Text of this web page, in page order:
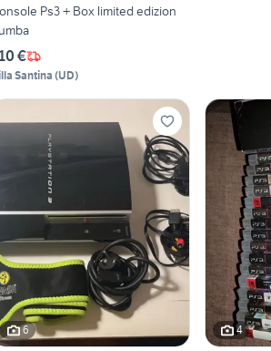
Ps3 + Box limited edizion
€
Santina (UD)
6 4